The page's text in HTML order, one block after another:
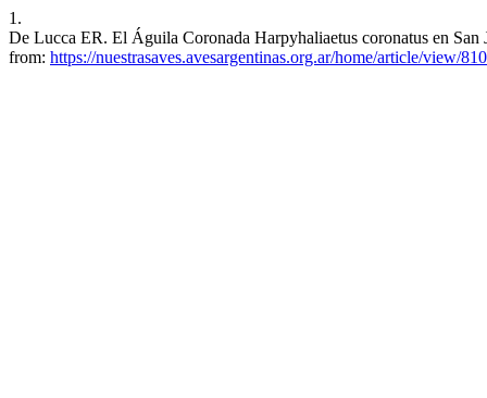
1.
De Lucca ER. El Águila Coronada Harpyhaliaetus coronatus en
from: https://nuestrasaves.avesargentinas.org.ar/home/article/view/810